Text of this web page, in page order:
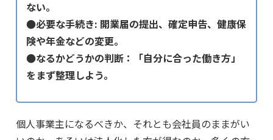
ない。
●必要な手続き: 開業届の提出、確定申告、健康保
険や年金などの変更。
●なるかどうかの判断：「自分に合った働き方」
をまず整理しよう。
個人事業主になるべきか、それとも会社員のままがい